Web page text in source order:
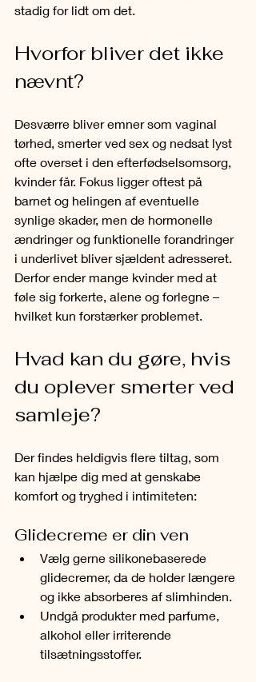
stadig for lidt om det.
Hvorfor bliver det ikke
nævnt?
Desværre bliver emner som vaginal
tørhed, smerter ved sex og nedsat lyst
ofte overset i den efterfødselsomsorg,
kvinder får. Fokus ligger oftest på
barnet og helingen af eventuelle
synlige skader, men de hormonelle
ændringer og funktionelle forandringer
i underlivet bliver sjældent adresseret.
Derfor ender mange kvinder med at
føle sig forkerte, alene og forlegne –
hvilket kun forstærker problemet.
Hvad kan du gøre, hvis
du oplever smerter ved
samleje?
Der findes heldigvis flere tiltag, som
kan hjælpe dig med at genskabe
komfort og tryghed i intimiteten:
Glidecreme er din ven
Vælg gerne silikonebaserede
glidecremer, da de holder længere
og ikke absorberes af slimhinden.
Undgå produkter med parfume,
alkohol eller irriterende
tilsætningsstoffer.